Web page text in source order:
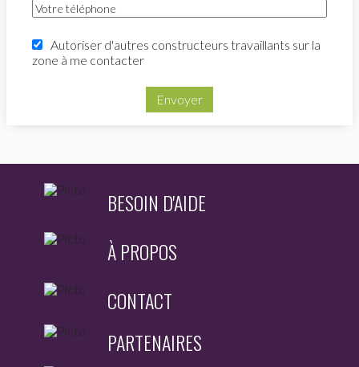
Autoriser d'autres constructeurs travaillants sur la
zone à me contacter
Envoyer
BESOIN D'AIDE
À PROPOS
CONTACT
PARTENAIRES